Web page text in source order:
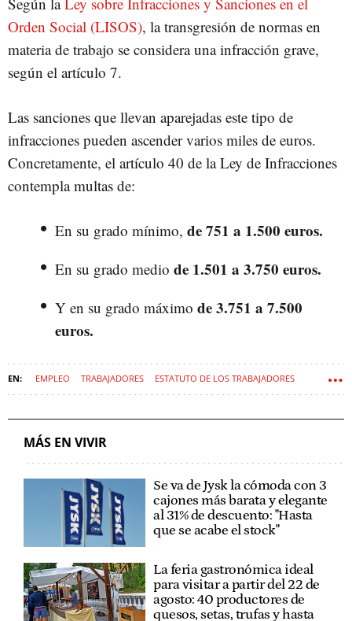
Orden Social (LISOS), la transgresión de normas en
materia de trabajo se considera una infracción grave,
según el artículo 7.
Las sanciones que llevan aparejadas este tipo de
infracciones pueden ascender varios miles de euros.
Concretamente, el artículo 40 de la Ley de Infracciones
contempla multas de:
En su grado mínimo, de 751 a 1.500 euros.
En su grado medio de 1.501 a 3.750 euros.
Y en su grado máximo de 3.751 a 7.500
euros.
EMPLEO TRABAJADORES ESTATUTO DE LOS TRABAJADORES
MÁS EN VIVIR
Se va de Jysk la cómoda con 3
cajones más barata y elegante
al 31% de descuento: "Hasta
que se acabe el stock"
La feria gastronómica ideal
para visitar a partir del 22 de
agosto: 40 productores de
quesos, setas, trufas y hasta